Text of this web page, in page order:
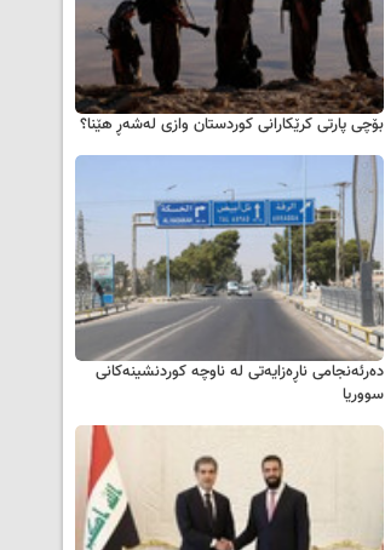
بۆچی پارتی کرێکارانی کوردستان وازی لەشەڕ هێنا؟
دەرئەنجامی ناڕەزایەتی لە ناوچە کوردنشینەکانی
سووریا